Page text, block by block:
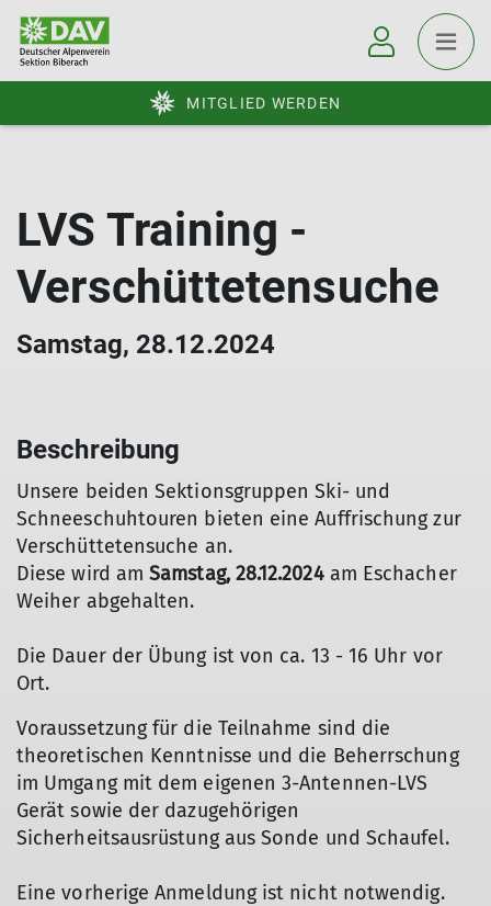
MITGLIED WERDEN
LVS Training -
Verschüttetensuche
Samstag, 28.12.2024
Beschreibung
Unsere beiden Sektionsgruppen Ski- und
Schneeschuhtouren bieten eine Auffrischung zur
Verschüttetensuche an.
Diese wird amSamstag, 28.12.2024am Eschacher
Weiher abgehalten.
Die Dauer der Übung ist von ca. 13 - 16 Uhr vor
Ort.
Voraussetzung für die Teilnahme sind die
theoretischen Kenntnisse und die Beherrschung
im Umgang mit dem eigenen 3-Antennen-LVS
Gerät sowie der dazugehörigen
Sicherheitsausrüstung aus Sonde und Schaufel.
Eine vorherige Anmeldung ist nicht notwendig.